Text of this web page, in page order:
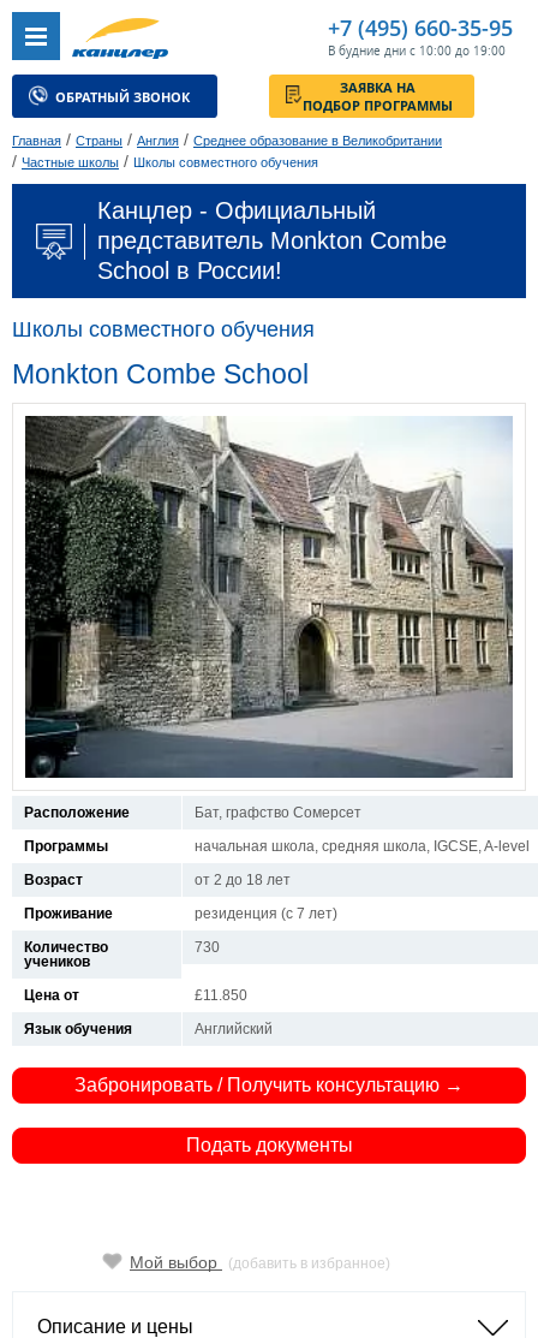
+7 (495) 660-35-95
В будние дни с 10:00 до 19:00
ОБРАТНЫЙ ЗВОНОК
ЗАЯВКА НА
ПОДБОР ПРОГРАММЫ
Главная / Страны / Англия / Среднее образование в Великобритании
/ Частные школы / Школы совместного обучения
Канцлер - Официальный
представитель Monkton Combe
School в России!
Школы совместного обучения
Monkton Combe School
Расположение
Бат, графство Сомерсет
Программы
начальная школа, средняя школа, IGCSE, A-level
Возраст
от 2 до 18 лет
Проживание
резиденция (с 7 лет)
Количество
учеников
730
Цена от
£11.850
Язык обучения
Английский
Забронировать / Получить консультацию →
Подать документы
Мой выбор (добавить в избранное)
Описание и цены